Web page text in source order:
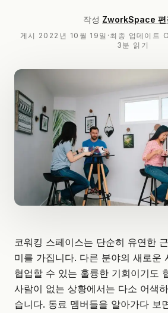
작성 ZworkSpace 편
게시 2022년 10월 19일 · 최종 업데이트
3분 읽기
코워킹 스페이스는 단순히 유연한
미를 가집니다. 다른 분야의 새로운
협업할 수 있는 훌륭한 기회이기도
사람이 없는 상황에서는 다소 어색
습니다. 동료 멤버들을 알아가다 보